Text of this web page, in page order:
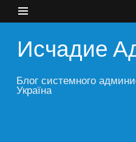
content
Исчадие
Блог системного
Україна